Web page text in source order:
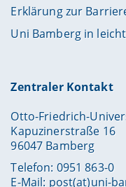
Erklärung zur
Uni Bamberg in
Zentraler Kontakt
Otto-Friedrich-
Kapuzinerstraße 16
96047 Bamberg
Telefon: 0951 863-0
E-Mail: post(at)uni-